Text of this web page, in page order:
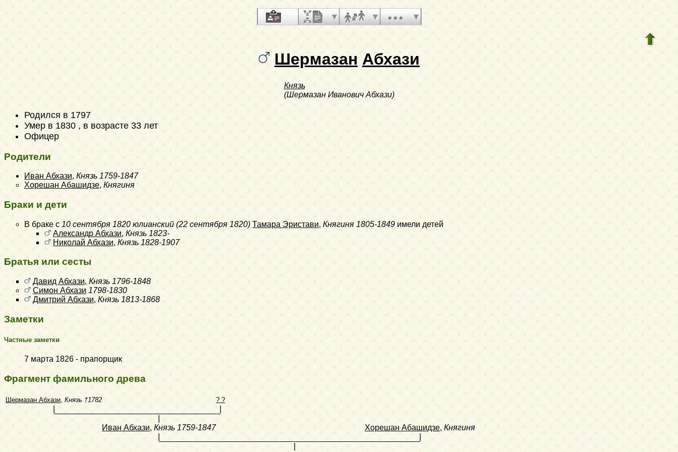
Шермазан Абхази
Князь
(Шермазан Иванович Абхази)
Родился в 1797
Умер в 1830 , в возрасте 33 лет
Офицер
Родители
Иван Абхази, Князь 1759-1847
Хорешан Абашидзе, Княгиня
Браки и дети
В браке с 10 сентября 1820 юлианский (22 сентября 1820) Тамара Эристави, Княгиня 1805-1849 имели детей
Александр Абхази, Князь 1823-
Николай Абхази, Князь 1828-1907
Братья или сесты
Давид Абхази, Князь 1796-1848
Симон Абхази 1798-1830
Дмитрий Абхази, Князь 1813-1868
Заметки
Частные заметки
7 марта 1826 - прапорщик
Фрагмент фамильного древа
Шермазан Абхази Князь †1782 ? ?
Иван Абхази, Князь 1759-1847 Хорешан Абашидзе, Княгиня